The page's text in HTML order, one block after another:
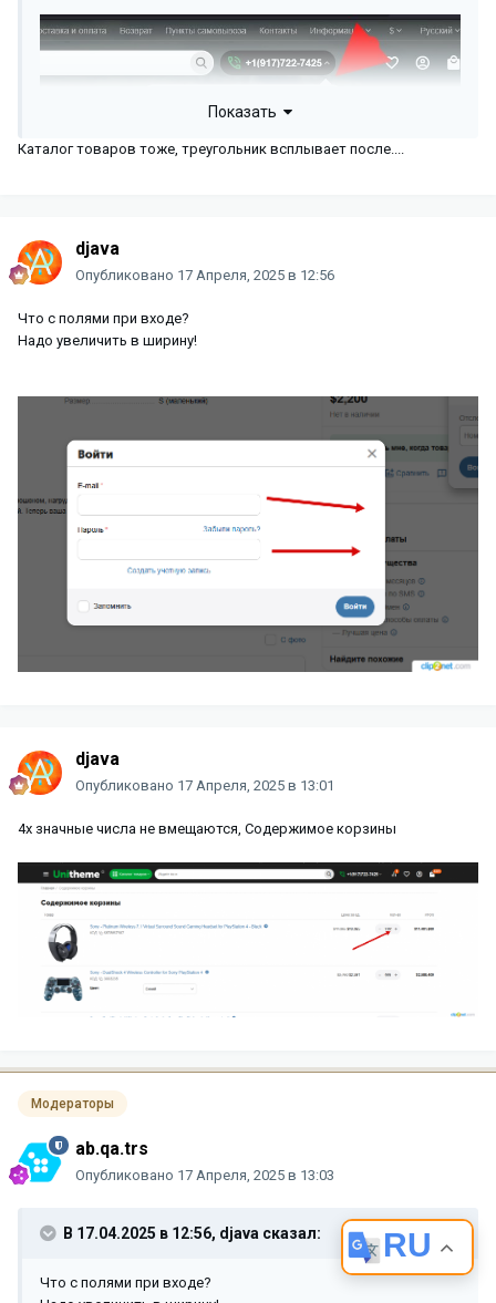
Показать
Каталог товаров тоже, треугольник всплывает после....
djava
Опубликовано 17 Апреля, 2025 в 12:56
Что с полями при входе?
Надо увеличить в ширину!
djava
Опубликовано 17 Апреля, 2025 в 13:01
4х значные числа не вмещаются, Содержимое корзины
Модераторы
ab.qa.trs
Опубликовано 17 Апреля, 2025 в 13:03
В 17.04.2025 в 12:56, djava сказал:
Что с полями при входе?
RU